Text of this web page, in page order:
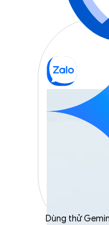
Dùng thử